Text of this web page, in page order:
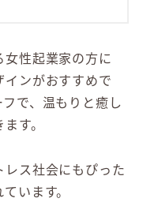
性起業家の方に
ンがおすすめで
で、温もりと癒し
す。
ス社会にもぴった
います。